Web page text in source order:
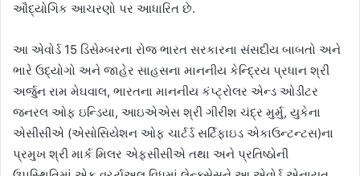
ઔદ્યોગિક આચરણો પર આધારિત છે.
આ એવોર્ડ 15 ડિસેમ્બરના રોજ ભારત સરકારના સંસદીય બાબતો અને
ભારે ઉદ્યોગો અને જાહેર સાહસના માનનીય કેન્દ્રિય પ્રધાન શ્રી
અર્જુન રામ મેઘવાલ, ભારતના માનનીય કંપ્ટ્રોલર એન્ડ ઓડીટર
જનરલ ઓફ ઇન્ડિયા, આઇએએસ શ્રી ગીરીશ ચંદ્ર મુર્મુ, યુકેના
એસીસીએ (એસોસિયેશન ઓફ ચાર્ટર્ડ સર્ટિફાઇડ એકાઉન્ટન્ટસ)ના
પ્રમુખ શ્રી માર્ક મિલર એફસીસીએ તથા અને પ્રતિષ્ઠોની